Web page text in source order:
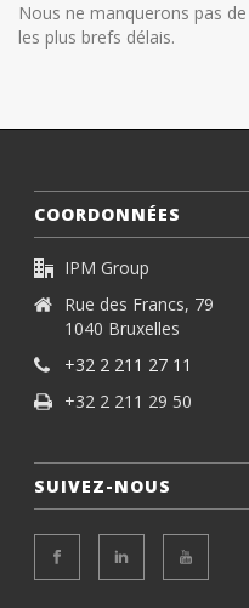
Nous ne manquerons pas
les plus brefs délais.
COORDONNÉES
IPM Group
Rue des Francs, 79
1040 Bruxelles
+32 2 211 27 11
+32 2 211 29 50
SUIVEZ-NOUS